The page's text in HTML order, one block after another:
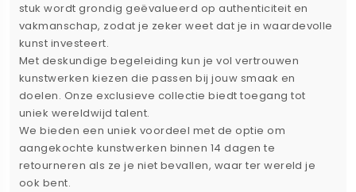
stuk wordt grondig geëvalueerd op authenticiteit en
vakmanschap, zodat je zeker weet dat je in waardevolle
kunst investeert.
Met deskundige begeleiding kun je vol vertrouwen
kunstwerken kiezen die passen bij jouw smaak en
doelen. Onze exclusieve collectie biedt toegang tot
uniek wereldwijd talent.
We bieden een uniek voordeel met de optie om
aangekochte kunstwerken binnen 14 dagen te
retourneren als ze je niet bevallen, waar ter wereld je
ook bent.